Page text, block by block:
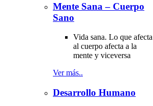
Mente Sana – Cuerpo
Sano
Vida sana. Lo que afecta
al cuerpo afecta a la
mente y viceversa
Ver más..
Desarrollo Humano